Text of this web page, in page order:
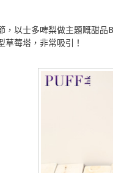
，以士多啤梨做主題嘅甜品
草莓塔，非常吸引！